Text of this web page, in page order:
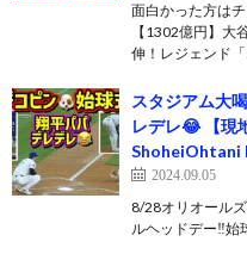
面白かった方は
【1302億円】大
伸！レジェンド
スタジアム大
レデレ😂 【現
ShoheiOhtani
2024.09.05
8/28オリオール
ルヘッドデー‼️